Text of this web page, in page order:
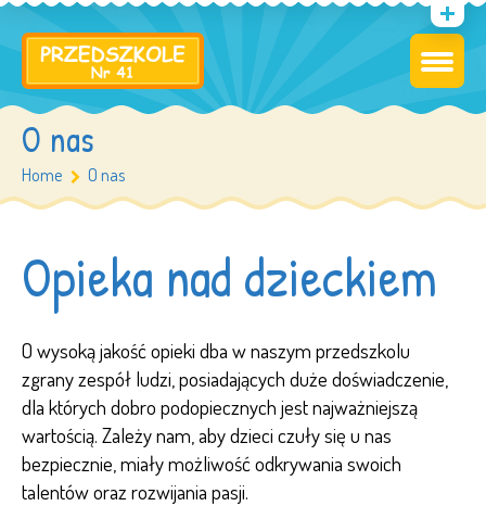
O nas
Home O nas
Opieka nad dzieckiem
O wysoką jakość opieki dba w naszym przedszkolu
zgrany zespół ludzi, posiadających duże doświadczenie,
dla których dobro podopiecznych jest najważniejszą
wartością. Zależy nam, aby dzieci czuły się u nas
bezpiecznie, miały możliwość odkrywania swoich
talentów oraz rozwijania pasji.